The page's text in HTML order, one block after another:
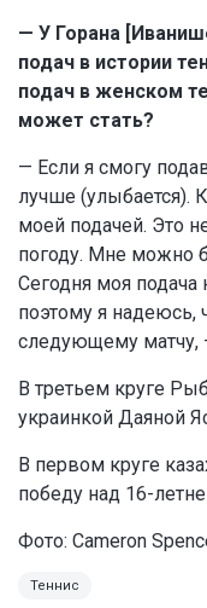
— У Горана
подач в истории
подач в женском
может стать?
— Если я смогу
лучше (улыбается).
моей подачей. Это
погоду. Мне можно
Сегодня моя подача
поэтому я надеюсь,
следующему матчу,
В третьем круге
украинкой Даяной
В первом круге
победу над 16-
Фото: Cameron
Теннис